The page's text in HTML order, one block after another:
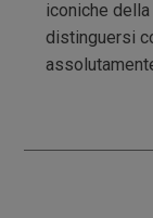
iconiche
distinguersi